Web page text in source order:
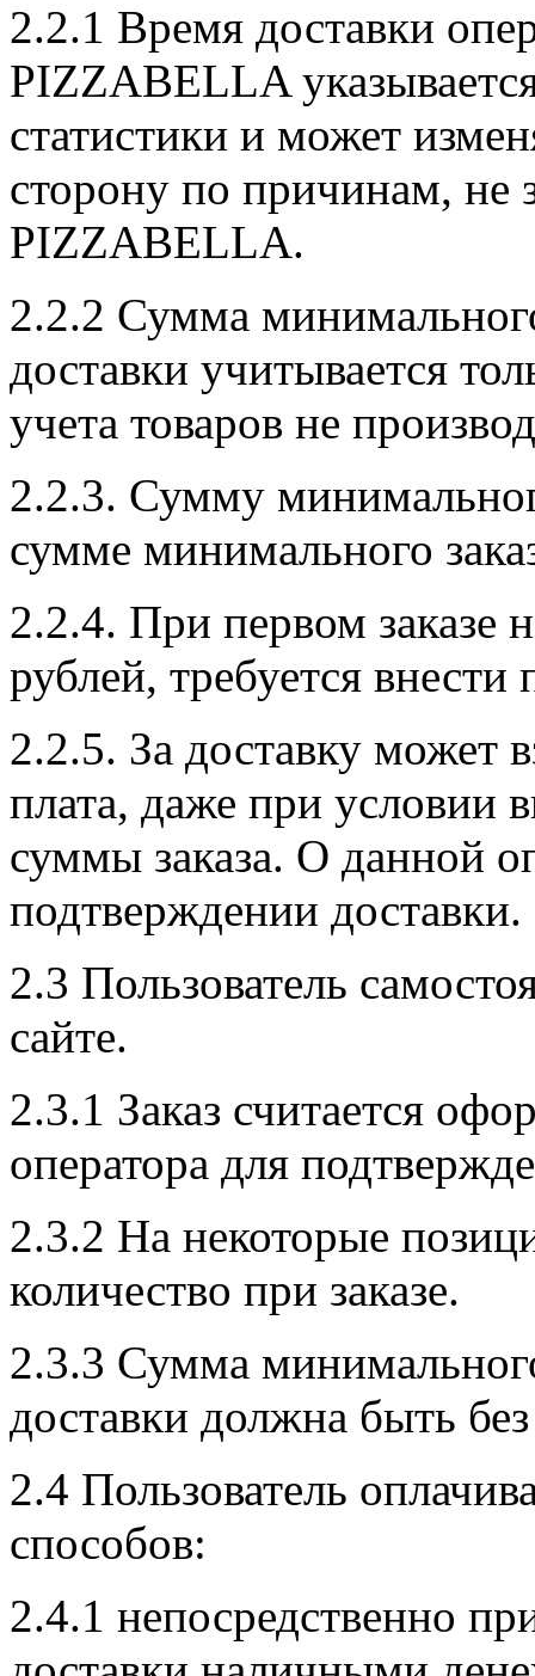
2.2.1 Время доставки
PIZZABELLA
статистики и может
сторону по причинам, не
PIZZABELLA.
2.2.2 Сумма
доставки учитывается
учета товаров не
2.2.3. Сумму
сумме минимального
2.2.4. При первом заказе
рублей, требуется внести
2.2.5. За доставку может
плата, даже при условии
суммы заказа. О данной
подтверждении доставки.
2.3 Пользователь
сайте.
2.3.1 Заказ считается
оператора для
2.3.2 На некоторые
количество при заказе.
2.3.3 Сумма
доставки должна быть
2.4 Пользователь
способов:
2.4.1 непосредственно